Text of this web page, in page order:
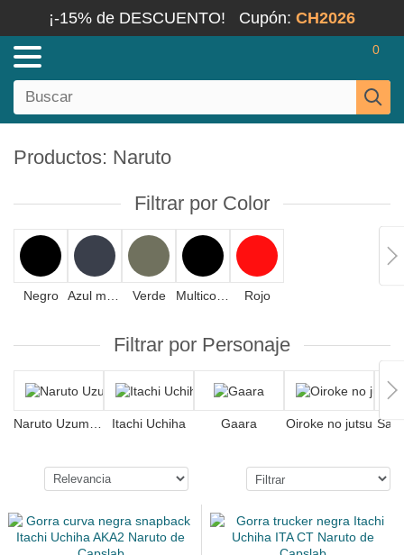
¡-15% de DESCUENTO! Cupón: CH2026
0
Productos: Naruto
Filtrar por Color
Negro Verde Rojo
Filtrar por Personaje
Naruto Uzumaki Itachi Uchiha Gaara Oiroke no jutsu